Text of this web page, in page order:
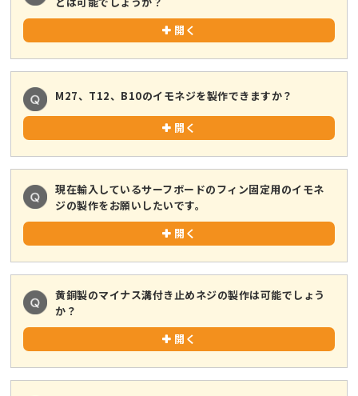
開く
M27、T12、B10のイモネジを製作できますか？
開く
現在輸入しているサーフボードのフィン固定用のイモネ
ジの製作をお願いしたいです。
開く
黄銅製のマイナス溝付き止めネジの製作は可能でしょう
か？
開く